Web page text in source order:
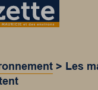
> Les